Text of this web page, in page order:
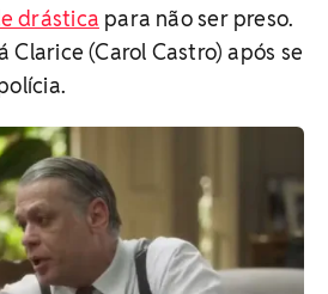
drástica para não ser preso.
Clarice (Carol Castro) após se